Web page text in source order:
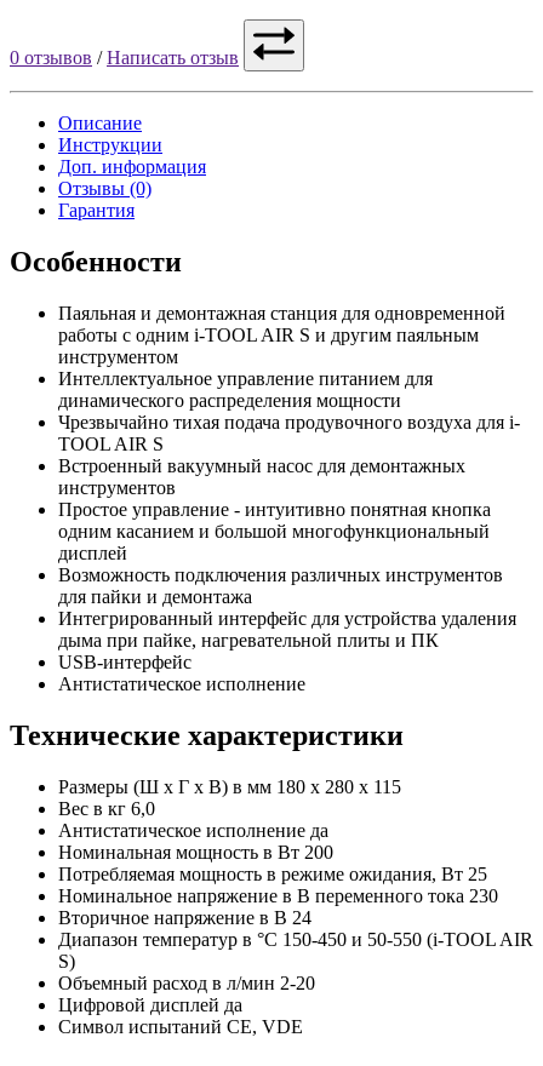
0 отзывов /Написать отзыв
Описание
Инструкции
Доп. информация
Отзывы (0)
Гарантия
Особенности
Паяльная и демонтажная станция для одновременной
работы с одним i-TOOL AIR S и другим паяльным
инструментом
Интеллектуальное управление питанием для
динамического распределения мощности
Чрезвычайно тихая подача продувочного воздуха для i-
TOOL AIR S
Встроенный вакуумный насос для демонтажных
инструментов
Простое управление - интуитивно понятная кнопка
одним касанием и большой многофункциональный
дисплей
Возможность подключения различных инструментов
для пайки и демонтажа
Интегрированный интерфейс для устройства удаления
дыма при пайке, нагревательной плиты и ПК
USB-интерфейс
Антистатическое исполнение
Технические характеристики
Размеры (Ш x Г x В) в мм 180 x 280 x 115
Вес в кг 6,0
Антистатическое исполнение да
Номинальная мощность в Вт 200
Потребляемая мощность в режиме ожидания, Вт 25
Номинальное напряжение в В переменного тока 230
Вторичное напряжение в В 24
Диапазон температур в °C 150-450 и 50-550 (i-TOOL AIR
S)
Объемный расход в л/мин 2-20
Цифровой дисплей да
Символ испытаний CE, VDE